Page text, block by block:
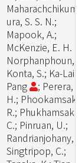
ura, S. S. N.;
Mapook, A.;
McKenzie, E. H.
Norphanphoun,
Konta, S.; Ka-Lai
Pang
; Perera,
H.; Phookamsak,
R.;
C.; Pinruan, U.;
Randrianjohany,
Singtripop, C.;